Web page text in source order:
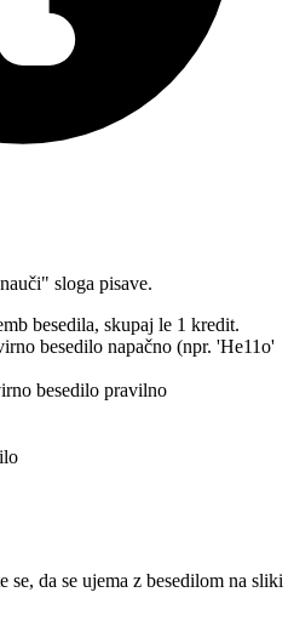
sloga pisave.
besedila, skupaj le 1 kredit.
besedilo napačno (npr. 'He11o'
besedilo pravilno
se, da se ujema z besedilom na sliki